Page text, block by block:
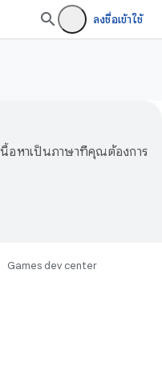
ลงชื่อเข้าใช้
อหาเป็นภาษาที่คุณต้องการ
Games dev center